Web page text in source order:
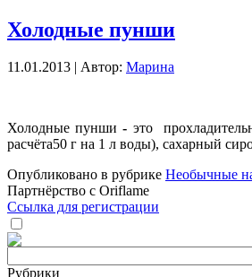
Холодные пунши
11.01.2013 | Автор: Марина
Холодные пунши- это
расчёта50 г на 1 л воды), сахарный
Опубликовано в рубрике Необычные
Партнёрство с Oriflame
Ссылка для регистрации
Рубрики